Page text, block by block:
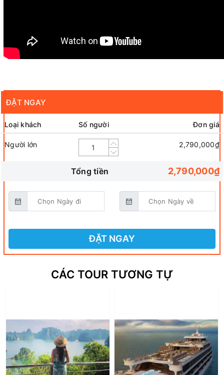
ĐẶT NGAY
Loại khách Số người Đơn giá
Người lớn 2,790,000₫
Tổng tiền 2,790,000₫
ĐẶT NGAY
CÁC TOUR TƯƠNG TỰ